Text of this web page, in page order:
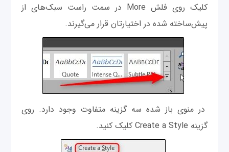
کلیک روی فلش More در سمت راست سبک‌های از
پیش‌ساخته شده در اختیارتان قرار می‌گیرند.
در منوی باز شده سه گزینه متفاوت وجود دارد. روی
گزینه Create a Style کلیک کنید.